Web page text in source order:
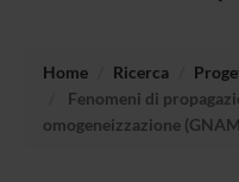
Home Ricerca
Fenomeni di
omogeneizzazione